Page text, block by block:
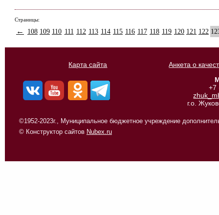
Страницы:
← 108 109 110 111 112 113 114 115 116 117 118 119 120 121 122
Карта сайта
Анкета о
+7
г.о.
©1952-2023г., Муниципальное бюджетное учреждение
© Конструктор сайтов Nubex.ru